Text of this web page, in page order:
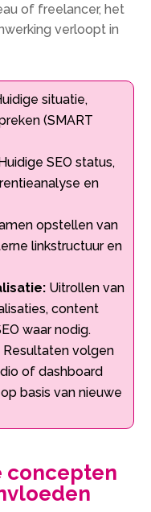
of freelancer, het
verloopt in
situatie,
(SMART
SEO status,
en
opstellen van
linkstructuur en
Uitrollen van
content
waar nodig.​
Resultaten volgen
of dashboard
basis van nieuwe
concepten